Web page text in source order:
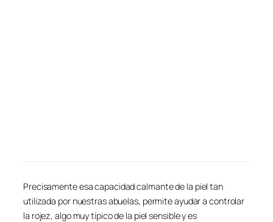
Precisamente esa capacidad calmante de la piel tan
utilizada por nuestras abuelas, permite ayudar a controlar
la rojez, algo muy típico de la piel sensible y es